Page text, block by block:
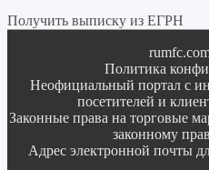
Получить выписку из ЕГРН
Политика
Неофициальный портал с
посетителей и
Законные права на торговые
законному
Адрес электронной почты